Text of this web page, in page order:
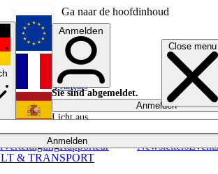
Ga naar de hoofdinhoud
Close menu
Anmelden
VerteidigungRapporteur NewslettersEvents
English
Français
Anmelden
Sie sind abgemeldet.
Anmelden
Licht aus
& TRANSPORT